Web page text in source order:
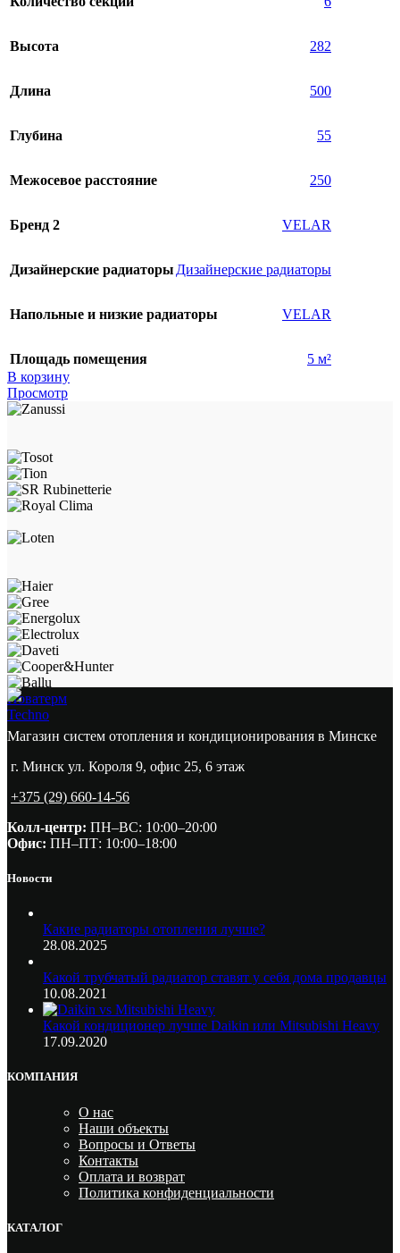
Высота 282
Длина 500
Глубина 55
Межосевое расстояние 250
Бренд 2 VELAR
Дизайнерские радиаторы Дизайнерские радиаторы
Напольные и низкие радиаторы VELAR
Площадь помещения
5 м²
В корзину
Просмотр
Новатерм
Techno
Магазин систем отопления и кондиционирования в Минске
г. Минск ул. Короля 9, офис 25, 6 этаж
+375 (29) 660-14-56
Колл-центр: ПН–ВС: 10:00–20:00​
Офис: ПН–ПТ: 10:00–18:00
Новости
Какие радиаторы отопления лучше?
28.08.2025
Какой трубчатый радиатор ставят у себя дома продавцы
10.08.2021
Какой кондиционер лучше Daikin или Mitsubishi Heavy
17.09.2020
КОМПАНИЯ
О нас
Наши объекты
Вопросы и Ответы
Контакты
Оплата и возврат
Политика конфиденциальности
КАТАЛОГ